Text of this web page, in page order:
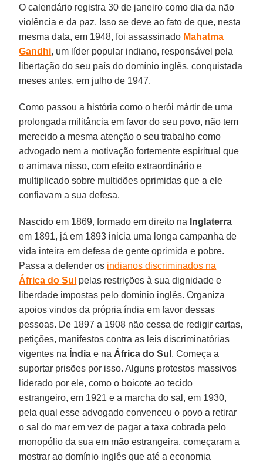
O calendário registra 30 de janeiro como dia da não
violência e da paz. Isso se deve ao fato de que, nesta
mesma data, em 1948, foi assassinado Mahatma
Gandhi, um líder popular indiano, responsável pela
libertação do seu país do domínio inglês, conquistada
meses antes, em julho de 1947.
Como passou a história como o herói mártir de uma
prolongada militância em favor do seu povo, não tem
merecido a mesma atenção o seu trabalho como
advogado nem a motivação fortemente espiritual que
o animava nisso, com efeito extraordinário e
multiplicado sobre multidões oprimidas que a ele
confiavam a sua defesa.
Nascido em 1869, formado em direito na Inglaterra
em 1891, já em 1893 inicia uma longa campanha de
vida inteira em defesa de gente oprimida e pobre.
Passa a defender os indianos discriminados na
África do Sul pelas restrições à sua dignidade e
liberdade impostas pelo domínio inglês. Organiza
apoios vindos da própria índia em favor dessas
pessoas. De 1897 a 1908 não cessa de redigir cartas,
petições, manifestos contra as leis discriminatórias
vigentes na Índia e na África do Sul . Começa a
suportar prisões por isso. Alguns protestos massivos
liderado por ele, como o boicote ao tecido
estrangeiro, em 1921 e a marcha do sal, em 1930,
pela qual esse advogado convenceu o povo a retirar
o sal do mar em vez de pagar a taxa cobrada pelo
monopólio da sua em mão estrangeira, começaram a
mostrar ao domínio inglês que até a economia